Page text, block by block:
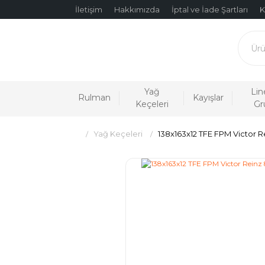
İletişim Hakkımızda İptal ve İade Şartları
Rulman
Yağ
Keçeleri
Kayışlar
Yağ Keçeleri 138x163x12 TFE FPM Victor